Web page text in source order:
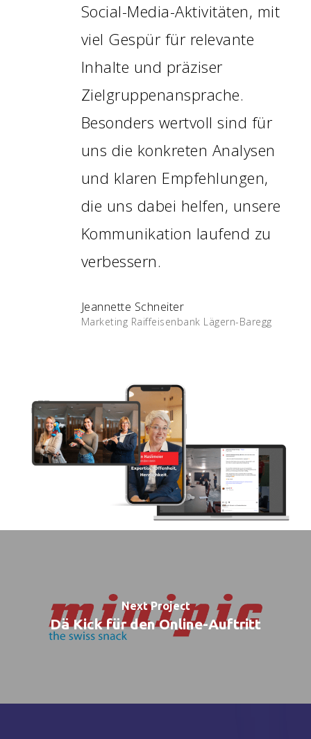
Social-Media-Aktivitäten, mit
viel Gespür für relevante
Inhalte und präziser
Zielgruppenansprache.
Besonders wertvoll sind für
uns die konkreten Analysen
und klaren Empfehlungen,
die uns dabei helfen, unsere
Kommunikation laufend zu
verbessern.
Jeannette Schneiter
Marketing Raiffeisenbank Lägern-Baregg
Next Project
Dä Kick für den Online-Auftritt